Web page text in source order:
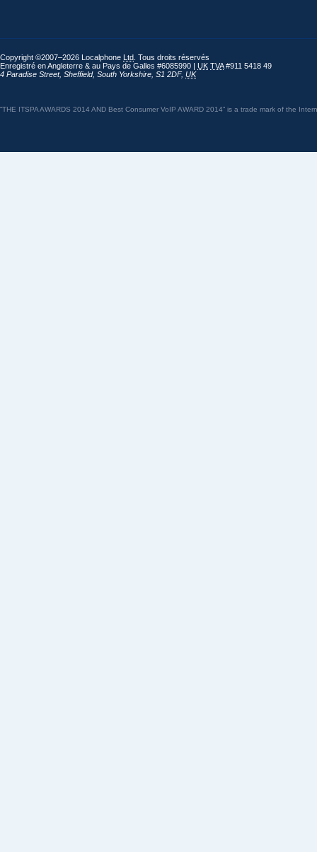
Copyright ©2007–2026 Localphone Ltd . Tous droits réservés
Enregistré en Angleterre & au Pays de Galles #6085990 | UK TVA#911 5418 49
4 Paradise Street, Sheffield, South Yorkshire S1 2DF, UK
“THE ITSPA AWARDS 2014 AND Best Consumer VoIP AWARD 2014” is a trade mark of the